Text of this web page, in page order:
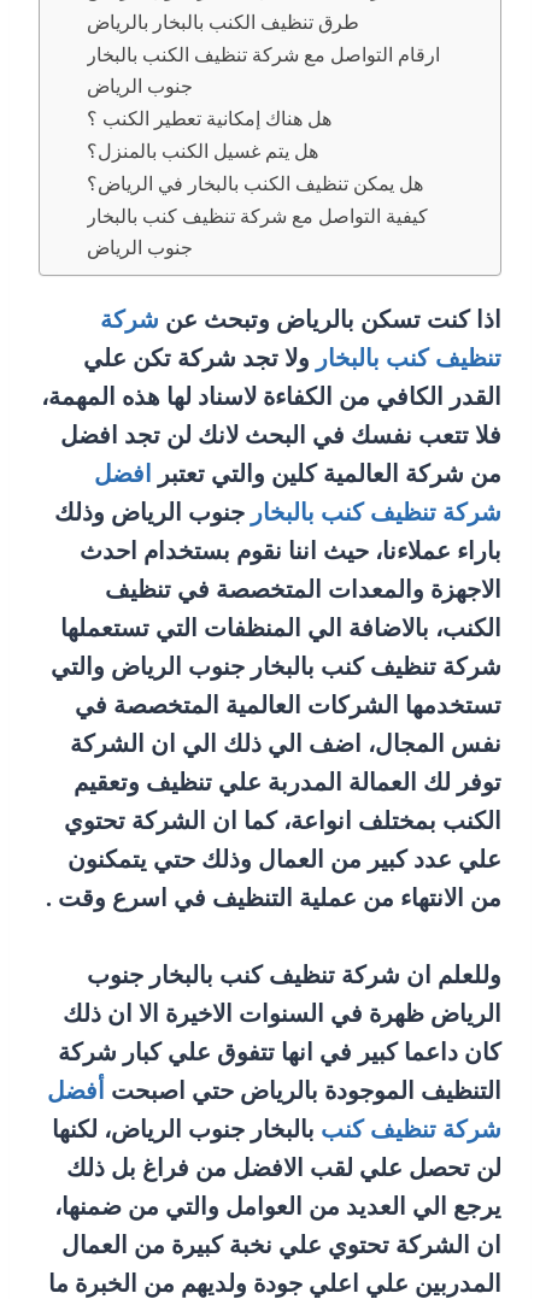
طرق تنظيف الكنب بالبخار بالرياض
ارقام التواصل مع شركة تنظيف الكنب بالبخار
جنوب الرياض
هل هناك إمكانية تعطير الكنب ؟
هل يتم غسيل الكنب بالمنزل؟
هل يمكن تنظيف الكنب بالبخار في الرياض؟
كيفية التواصل مع شركة تنظيف كنب بالبخار
جنوب الرياض
اذا كنت تسكن بالرياض وتبحث عن شركة
تنظيف كنب بالبخار ولا تجد شركة تكن علي
القدر الكافي من الكفاءة لاسناد لها هذه المهمة،
فلا تتعب نفسك في البحث لانك لن تجد افضل
من شركة العالمية كلين والتي تعتبر
افضل
شركة تنظيف كنب بالبخار جنوب الرياض وذلك
باراء عملاءنا، حيث اننا نقوم بستخدام احدث
الاجهزة والمعدات المتخصصة في تنظيف
الكنب، بالاضافة الي المنظفات التي تستعملها
شركة تنظيف كنب بالبخار جنوب الرياض والتي
تستخدمها الشركات العالمية المتخصصة في
نفس المجال، اضف الي ذلك الي ان الشركة
توفر لك العمالة المدربة علي تنظيف وتعقيم
الكنب بمختلف انواعة، كما ان الشركة تحتوي
علي عدد كبير من العمال وذلك حتي يتمكنون
من الانتهاء من عملية التنظيف في اسرع وقت .
وللعلم ان شركة تنظيف كنب بالبخار جنوب
الرياض ظهرة في السنوات الاخيرة الا ان ذلك
كان داعما كبير في انها تتفوق علي كبار شركة
التنظيف الموجودة بالرياض حتي اصبحت أفضل
شركة تنظيف كنب بالبخار جنوب الرياض، لكنها
لن تحصل علي لقب الافضل من فراغ بل ذلك
يرجع الي العديد من العوامل والتي من ضمنها،
ان الشركة تحتوي علي نخبة كبيرة من العمال
المدربين علي اعلي جودة ولديهم من الخبرة ما